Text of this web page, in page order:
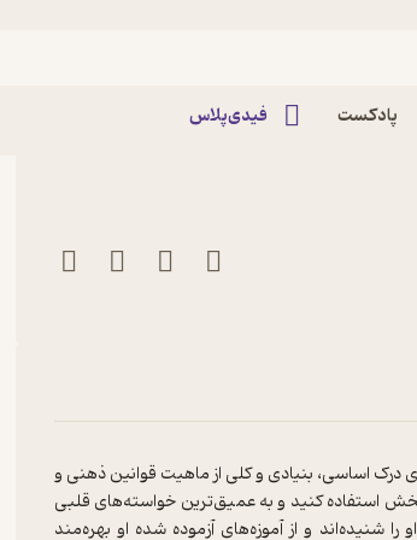
پادکست فیدی‌پلاس
درک اساسی، بنیادی و کلی از ماهیت قوانین ذهنی و
استفاده کنید و به عمیق‌ترین خواسته‌های قلبی
شنیده‌اند و از آموزه‌های آزموده شده او بهره‌مند